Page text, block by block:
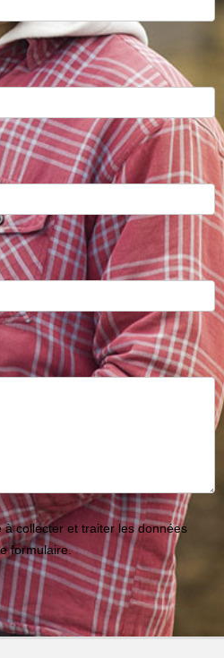
collecter et traiter les données
formulaire.